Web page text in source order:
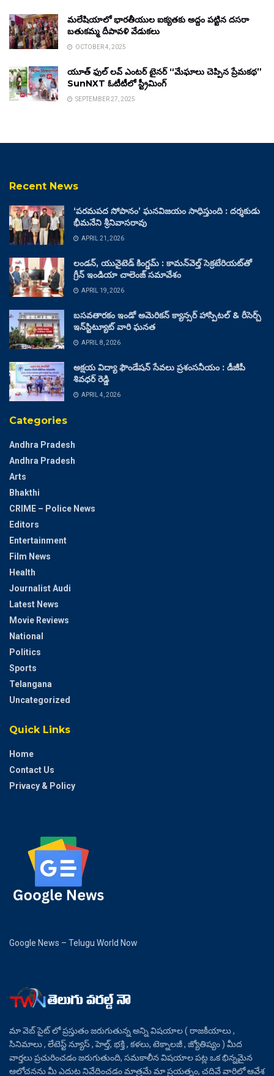
మలేషియాలో భారతీయుల ఐక్యతకు అద్దం పట్టిన దసరా
బతుకమ్మ దీపావళి వేడుకలు
OCTOBER 4, 2025
యూత్ ఫుల్ లవ్ ఎంటర్ టైనర్ “మేఘాలు చెప్పిన ప్రేమకథ”
SunNXT ఓటీటీలో స్ట్రీమింగ్
SEPTEMBER 27, 2025
Recent News
‘పరమపద సోపానం’ ఘనవిజయం సాధిస్తుంది : దర్శకుడు
భీమనేని శ్రీనివాసరావు
APRIL 21, 2026
లండన్, యునైటెడ్ కింగ్డమ్ : కామన్‌వెల్త్ సెక్రటేరియట్‌తో
గ్రీన్ ఇండియా చాలెంజ్ సమావేశం
APRIL 19, 2026
బసవతారకం ఇండో అమెరికన్ క్యాన్సర్ హాస్పిటల్ & రీసెర్చ్
ఇన్‌స్టిట్యూట్ వారి ఘనత
APRIL 8, 2026
అక్షయ విద్యా ఫౌండేషన్ సేవలు ప్రశంసనీయం : డీజీపీ
శివధర్ రెడ్డి
APRIL 4, 2026
Categories
Andhra Pradesh
Andhra Pradesh
Arts
Bhakthi
CRIME – Police News
Editors
Entertainment
Film News
Health
Journalist Audi
Latest News
Movie Reviews
National
Politics
Sports
Telangana
Uncategorized
Quick Links
Home
Contact Us
Privacy & Policy
Google News – Telugu World Now
మా వెబ్ సైట్ లో ప్రస్తుతం జరుగుతున్న అన్ని విషయాల ( రాజకీయాలు ,
సినిమాలు , లేటెస్ట్ న్యూస్ , హెల్త్, భక్తి , కళలు, టెక్నాలజీ , జ్యోతిష్యం ) మీద
వార్తలు ప్రచురించడం జరుగుతుంది, సమకాలీన విషయాల పట్ల ఒక భిన్నమైన
ఆలోచనను మీ ఎదుట నివేదించడం మాత్రమే మా ప్రయత్నం, చదివే వారిలో ఆవేశ